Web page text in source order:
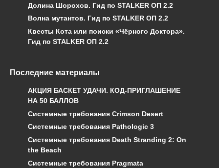
Долина Шорохов. Гид по STALKER ОП 2.2
Волна мутантов. Гид по STALKER ОП 2.2
Квесты Кота или поиски «Чёрного Доктора».
Гид по STALKER ОП 2.2
Последние материалы
АКЦИЯ БАСКЕТ УДАЧИ. КОД-ПРИГЛАШЕНИЕ
НА 50 БАЛЛОВ
Системные требования Crimson Desert
Системные требования Pathologic 3
Системные требования Death Stranding 2: On
the Beach
Системные требования Pragmata